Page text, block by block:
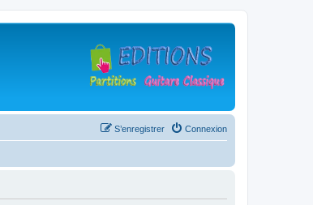
Connexion
S’enregistrer